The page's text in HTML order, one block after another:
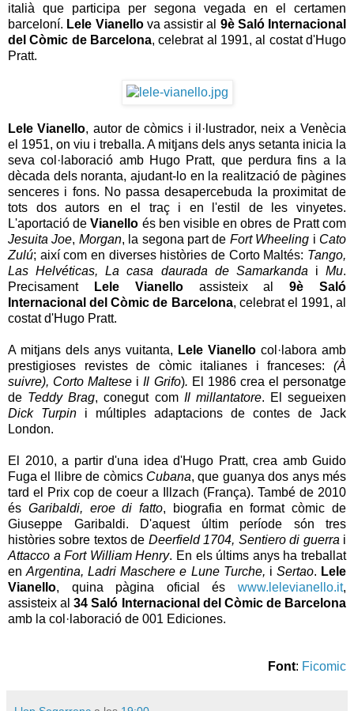
italià que participa per segona vegada en el certamen
barceloní. Lele Vianellova assistir al 9è Saló Internacional
del Còmic de Barcelona, celebrat al 1991, al costat d'Hugo
Pratt.
Lele Vianello, autor de còmics i il·lustrador, neix a Venècia
el 1951, on viu i treballa. A mitjans dels anys setanta inicia la
seva col·laboració amb Hugo Pratt, que perdura fins a la
dècada dels noranta, ajudant-lo en la realització de pàgines
senceres i fons. No passa desapercebuda la proximitat de
tots dos autors en el traç i en l'estil de les vinyetes.
L'aportació deVianello és ben visible en obres de Pratt com
Jesuita Joe, Morgan, la segona part de Fort Wheeling i Cato
Zulú; així com en diverses històries de Corto Maltés: Tango,
Las Helvéticas, La casa daurada de Samarkanda i Mu.
Precisament
Lele Vianelloassisteix al9è Saló
Internacional del Còmic de Barcelona, celebrat el 1991, al
costat d'Hugo Pratt.
A mitjans dels anys vuitanta, Lele Vianello col·labora amb
prestigioses revistes de còmic italianes i franceses: (À
suivre), Corto Maltese i Il Grifo). El 1986 crea el personatge
de Teddy Brag, conegut com Il millantatore. El segueixen
Dick Turpin i múltiples adaptacions de contes de Jack
London.
El 2010, a partir d'una idea d'Hugo Pratt, crea amb Guido
Fuga el llibre de còmics Cubana, que guanya dos anys més
tard el Prix cop de coeur a Illzach (França). També de 2010
és Garibaldi, eroe di fatto, biografia en format còmic de
Giuseppe Garibaldi. D'aquest últim període són tres
històries sobre textos de Deerfield 1704, Sentiero di guerra i
Attacco a Fort William Henry. En els últims anys ha treballat
enArgentina, Ladri Maschere e Lune Turche, i Sertao. Lele
Vianello, quina pàgina oficial és www.lelevianello.it,
assisteix al34 Saló Internacional del Còmic de Barcelona
amb la col·laboració de 001 Ediciones.
Font: Ficomic